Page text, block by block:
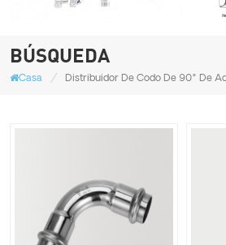
BÚSQUEDA
Casa / Distribuidor De Codo De 90° De